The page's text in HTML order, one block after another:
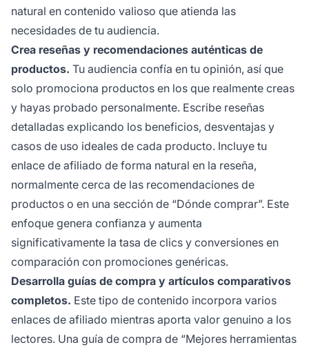
natural en contenido valioso que atienda las
necesidades de tu audiencia.
Crea reseñas y recomendaciones auténticas de
productos. Tu audiencia confía en tu opinión, así que
solo promociona productos en los que realmente creas
y hayas probado personalmente. Escribe reseñas
detalladas explicando los beneficios, desventajas y
casos de uso ideales de cada producto. Incluye tu
enlace de afiliado de forma natural en la reseña,
normalmente cerca de las recomendaciones de
productos o en una sección de “Dónde comprar”. Este
enfoque genera confianza y aumenta
significativamente la tasa de clics y conversiones en
comparación con promociones genéricas.
Desarrolla guías de compra y artículos comparativos
completos. Este tipo de contenido incorpora varios
enlaces de afiliado mientras aporta valor genuino a los
lectores. Una guía de compra de “Mejores herramientas